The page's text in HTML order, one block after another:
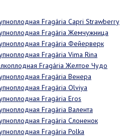
Fragária Capri Strawberry
Fragária Жемчужница
Fragária Фейерверк
Fragária Vima Rina
Fragária Желтое Чудо
Fragária Венера
Fragária Оlviya
Fragária Eros
Fragária Валента
Fragária Слоненок
Fragária Polka